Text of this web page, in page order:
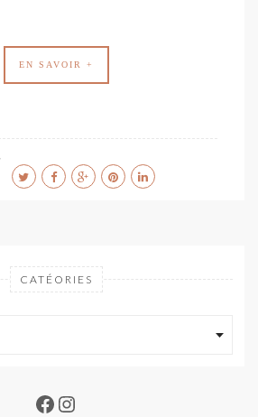
EN SAVOIR +
CATÉORIES
Facebook
Instagram